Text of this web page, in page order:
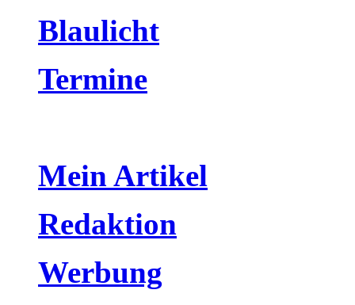
Blaulicht
Termine
Mein Artikel
Redaktion
Werbung